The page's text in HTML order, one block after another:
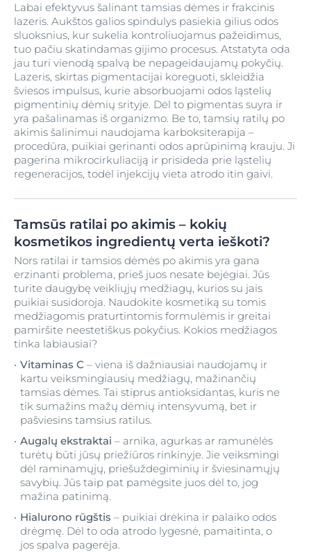
Labai efektyvus šalinant tamsias dėmes ir frakcinis
lazeris. Aukštos galios spindulys pasiekia gilius odos
sluoksnius, kur sukelia kontroliuojamus pažeidimus,
tuo pačiu skatindamas gijimo procesus. Atstatyta oda
jau turi vienodą spalvą be nepageidaujamų pokyčių.
Lazeris, skirtas pigmentacijai koreguoti, skleidžia
šviesos impulsus, kurie absorbuojami odos ląstelių
pigmentinių dėmių srityje. Dėl to pigmentas suyra ir
yra pašalinamas iš organizmo. Be to, tamsių ratilų po
akimis šalinimui naudojama karboksiterapija –
procedūra, puikiai gerinanti odos aprūpinimą krauju. Ji
pagerina mikrocirkuliaciją ir prisideda prie ląstelių
regeneracijos, todėl injekcijų vieta atrodo itin gaivi.
Tamsūs ratilai po akimis – kokių
kosmetikos ingredientų verta ieškoti?
Nors ratilai ir tamsios dėmės po akimis yra gana
erzinanti problema, prieš juos nesate bejėgiai. Jūs
turite daugybę veikliųjų medžiagų, kurios su jais
puikiai susidoroja. Naudokite kosmetiką su tomis
medžiagomis praturtintomis formulėmis ir greitai
pamiršite neestetiškus pokyčius. Kokios medžiagos
tinka labiausiai?
Vitaminas C – viena iš dažniausiai naudojamų ir
kartu veiksmingiausių medžiagų, mažinančių
tamsias dėmes. Tai stiprus antioksidantas, kuris ne
tik sumažins mažų dėmių intensyvumą, bet ir
pašviesins tamsius ratilus.
Augalų ekstraktai – arnika, agurkas ar ramunėlės
turėtų būti jūsų priežiūros rinkinyje. Jie veiksmingi
dėl raminamųjų, priešuždegiminių ir šviesinamųjų
savybių. Jūs taip pat pamėgsite juos dėl to, jog
mažina patinimą.
Hialurono rūgštis – puikiai drėkina ir palaiko odos
drėgmę. Dėl to oda atrodo lygesnė, pamaitinta, o
jos spalva pagerėja.